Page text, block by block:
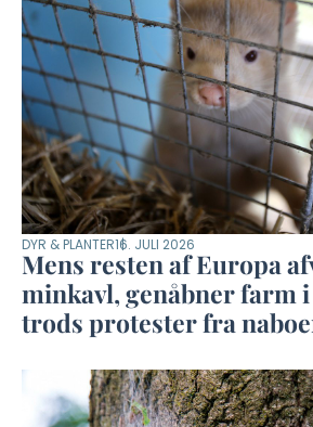
DYR & PLANTER16. JULI 2026
Mens resten af Europa
minkavl, genåbner farm
trods protester fra